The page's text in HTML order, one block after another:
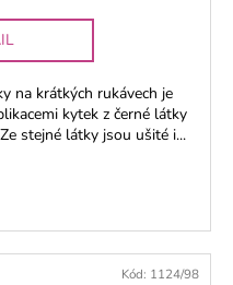
na krátkých rukávech je
kytek z černé látky
stejné látky jsou ušité i...
Kód: 1124/98